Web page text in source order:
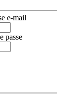
e-mail
passe